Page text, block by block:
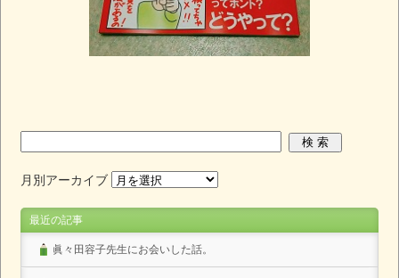
月別アーカイブ
最近の記事
眞々田容子先生にお会いした話。